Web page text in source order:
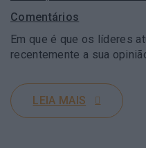
Comentários
Em que é que os líderes
recentemente a sua
LEIA MAIS